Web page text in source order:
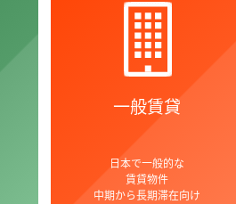
一般賃貸
日本で一般的な
賃貸物件
中期から長期滞在向け